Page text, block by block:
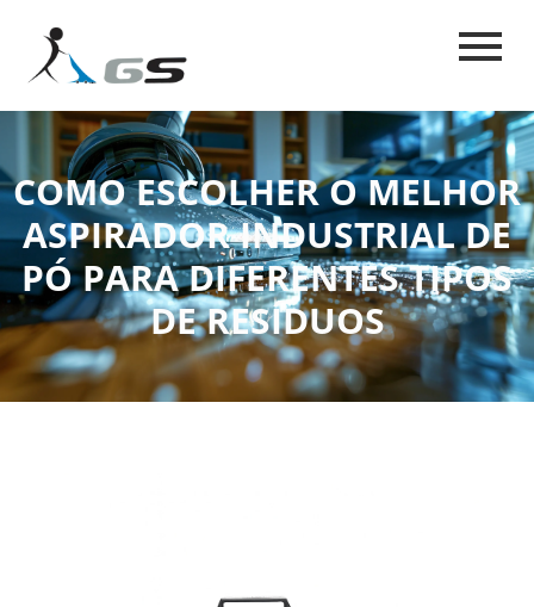
COMO ESCOLHER O MELHOR
ASPIRADOR INDUSTRIAL DE
PÓ PARA DIFERENTES TIPOS
DE RESÍDUOS